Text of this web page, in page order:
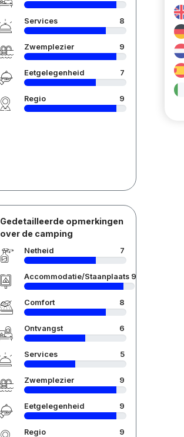
Services 8
Zwemplezier 9
Eetgelegenheid 7
Regio 9
Gedetailleerde opmerkingen
over de camping
Netheid 7
Accommodatie/Staanplaats 9
Comfort 8
Ontvangst 6
Services 5
Zwemplezier 9
Eetgelegenheid 9
Regio 9